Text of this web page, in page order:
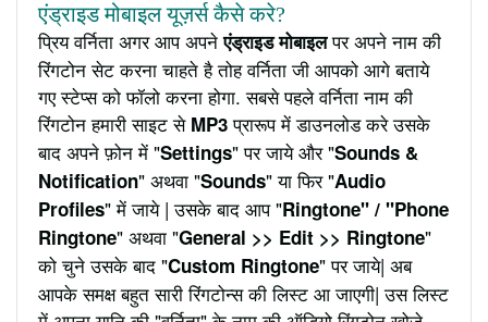
एंड्राइड मोबाइल यूज़र्स कैसे करे?
प्रिय वर्निता अगर आप अपनेएंड्राइड मोबाइलपर अपने नाम की
रिंगटोन सेट करना चाहते है तोह वर्निता जी आपको आगे बताये
गए स्टेप्स को फॉलो करना होगा. सबसे पहले वर्निता नाम की
रिंगटोन हमारी साइट से MP3प्रारूप में डाउनलोड करे उसके
बाद अपने फ़ोन में "Settings" पर जाये और "Sounds &
Notification" अथवा "Sounds" या फिर "Audio
Profiles" में जाये | उसके बाद आप "Ringtone" / "Phone
Ringtone" अथवा "General >> Edit >> Ringtone"
को चुने उसके बाद "Custom Ringtone" पर जाये| अब
आपके समक्ष बहुत सारी रिंगटोन्स की लिस्ट आ जाएगी| उस लिस्ट